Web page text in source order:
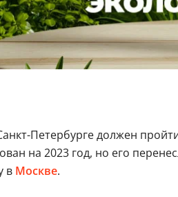
Петербурге должен
на 2023 год, но его
в Москве.